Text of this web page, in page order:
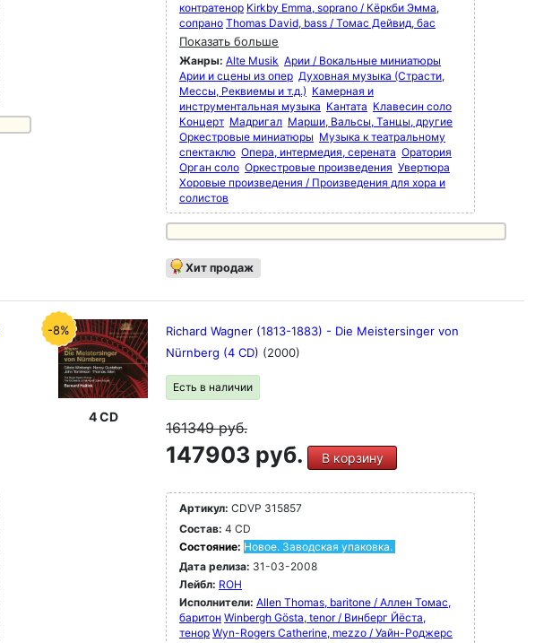
контратенор Kirkby Emma, soprano / Кёркби Эмма,
сопрано Thomas David, bass / Томас Дейвид, бас
Показать больше
Жанры: Alte Musik Арии / Вокальные миниатюры
Арии и сцены из опер Духовная музыка (Страсти,
Мессы, Реквиемы и т.д.) Камерная и
инструментальная музыка Кантата Клавесин соло
Концерт Мадригал Марши, Вальсы, Танцы, другие
Оркестровые миниатюры Музыка к театральному
спектаклю Опера, интермедия, серената Оратория
Орган соло Оркестровые произведения Увертюра
Хоровые произведения / Произведения для хора и
солистов
Хит продаж
-8%
4 CD
Richard Wagner (1813-1883) - Die Meistersinger von
Nürnberg (4 CD) (2000)
Есть в наличии
161349руб.
147903 руб. В корзину
Артикул: CDVP 315857
Состав: 4 CD
Состояние: Новое. Заводская упаковка.
Дата релиза: 31-03-2008
Лейбл: ROH
Исполнители: Allen Thomas, baritone / Аллен Томас,
баритон Winbergh Gösta, tenor / Винберг Йёста,
тенор Wyn-Rogers Catherine, mezzo / Уайн-Роджерс